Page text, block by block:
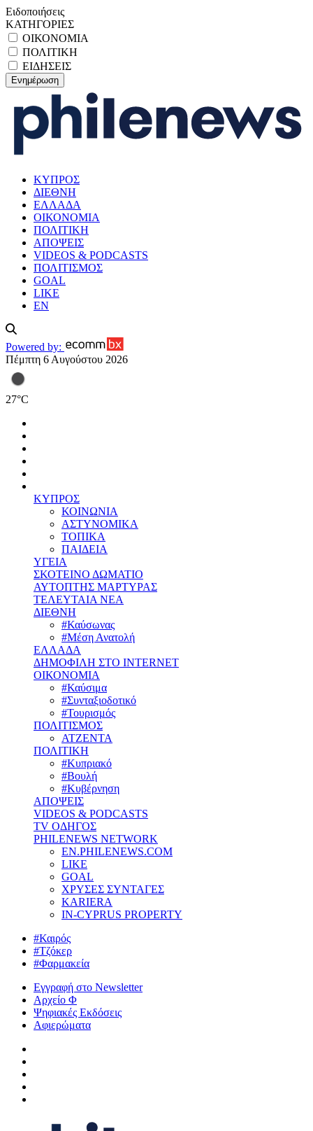
Ειδοποιήσεις
ΚΑΤΗΓΟΡΙΕΣ
ΟΙΚΟΝΟΜΙΑ
ΠΟΛΙΤΙΚΗ
ΕΙΔΗΣΕΙΣ
ΚΥΠΡΟΣ
ΔΙΕΘΝΗ
ΕΛΛΑΔΑ
ΟΙΚΟΝΟΜΙΑ
ΠΟΛΙΤΙΚΗ
ΑΠΟΨΕΙΣ
VIDEOS & PODCASTS
ΠΟΛΙΤΙΣΜΟΣ
GOAL
LIKE
EN
Powered by:
Πέμπτη 6 Αυγούστου 2026
27°C
ΚΥΠΡΟΣ
ΚΟΙΝΩΝΙΑ
ΑΣΤΥΝΟΜΙΚΑ
ΤΟΠΙΚΑ
ΠΑΙΔΕΙΑ
ΥΓΕΙΑ
ΣΚΟΤΕΙΝΟ ΔΩΜΑΤΙΟ
ΑΥΤΟΠΤΗΣ ΜΑΡΤΥΡΑΣ
ΤΕΛΕΥΤΑΙΑ ΝΕΑ
ΔΙΕΘΝΗ
#Καύσωνας
#Μέση Ανατολή
ΕΛΛΑΔΑ
ΔΗΜΟΦΙΛΗ ΣΤΟ INTERNET
ΟΙΚΟΝΟΜΙΑ
#Καύσιμα
#Συνταξιοδοτικό
#Τουρισμός
ΠΟΛΙΤΙΣΜΟΣ
ΑΤΖΕΝΤΑ
ΠΟΛΙΤΙΚΗ
#Κυπριακό
#Βουλή
#Κυβέρνηση
ΑΠΟΨΕΙΣ
VIDEOS & PODCASTS
TV ΟΔΗΓΟΣ
PHILENEWS NETWORK
EN.PHILENEWS.COM
LIKE
GOAL
ΧΡΥΣΕΣ ΣΥΝΤΑΓΕΣ
KARIERA
IN-CYPRUS PROPERTY
#Καιρός
#Τζόκερ
#Φαρμακεία
Εγγραφή στο Newsletter
Αρχείο Φ
Ψηφιακές Εκδόσεις
Αφιερώματα